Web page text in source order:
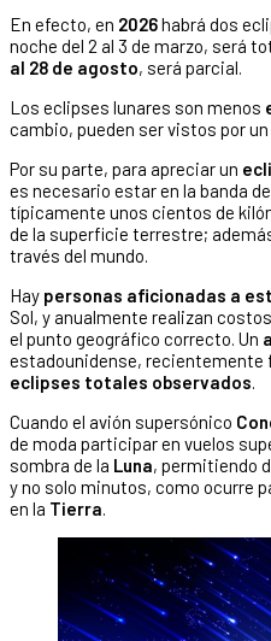
En efecto, en 2026habrá dos
noche del 2 al 3 de marzo, será
al 28 de agosto, será parcial.
Los eclipses lunares son menos
cambio, pueden ser vistos por
Por su parte, para apreciar un
es necesario estar en la banda
típicamente unos cientos de
de la superficie terrestre;
través del mundo.
Hay personas aficionadas a
Sol, y anualmente realizan
el punto geográfico correcto. Un
estadounidense, recientemente
eclipses totales observados.
Cuando el avión supersónico
de moda participar en vuelos
sombra de la Luna, permitiendo
y no solo minutos, como ocurre
en la Tierra.